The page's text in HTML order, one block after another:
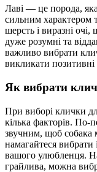
Лаві — це порода, яка
сильним характером
шерсть і виразні
дуже розумні та
важливо вибрати
викликати позитивні
Як вибрати
При виборі клички
кілька факторів. По-
звучним, щоб собака
намагайтеся вибрати
вашого улюбленця.
грайлива, можна